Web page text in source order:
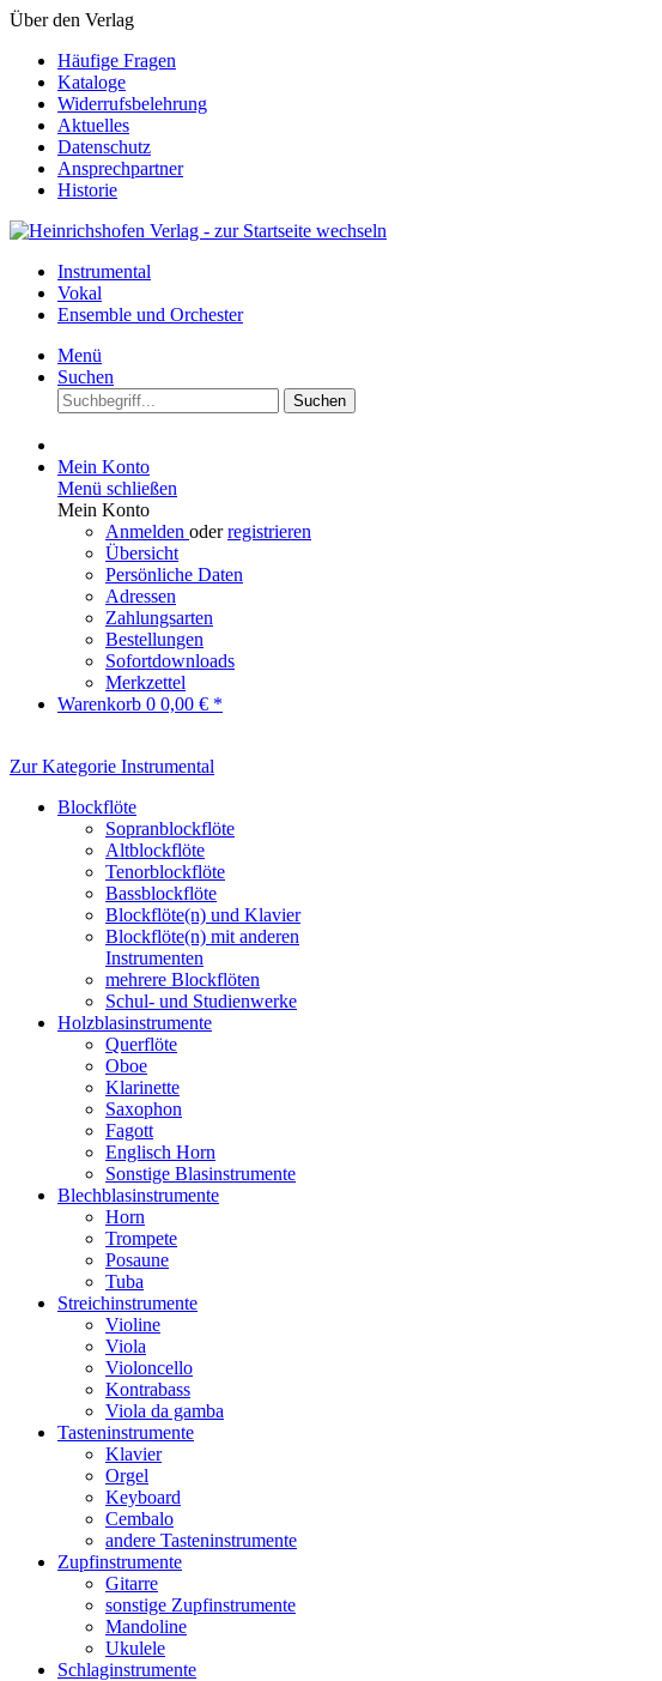
Über den Verlag
Häufige Fragen
Kataloge
Widerrufsbelehrung
Aktuelles
Datenschutz
Ansprechpartner
Historie
Instrumental
Vokal
Ensemble und Orchester
Menü
Suchen
Suchen
Mein Konto
Menü schließen
Mein Konto
Anmelden oderregistrieren
Übersicht
Persönliche Daten
Adressen
Zahlungsarten
Bestellungen
Sofortdownloads
Merkzettel
Warenkorb 0 0,00 € *
Zur Kategorie Instrumental
Blockflöte
Sopranblockflöte
Altblockflöte
Tenorblockflöte
Bassblockflöte
Blockflöte(n) und Klavier
Blockflöte(n) mit anderen
Instrumenten
mehrere Blockflöten
Schul- und Studienwerke
Holzblasinstrumente
Querflöte
Oboe
Klarinette
Saxophon
Fagott
Englisch Horn
Sonstige Blasinstrumente
Blechblasinstrumente
Horn
Trompete
Posaune
Tuba
Streichinstrumente
Violine
Viola
Violoncello
Kontrabass
Viola da gamba
Tasteninstrumente
Klavier
Orgel
Keyboard
Cembalo
andere Tasteninstrumente
Zupfinstrumente
Gitarre
sonstige Zupfinstrumente
Mandoline
Ukulele
Schlaginstrumente